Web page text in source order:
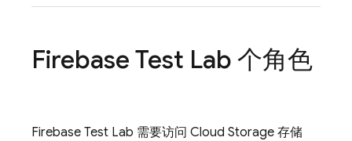
Firebase Test Lab 个角色
Firebase Test Lab 需要访问 Cloud Storage 存储